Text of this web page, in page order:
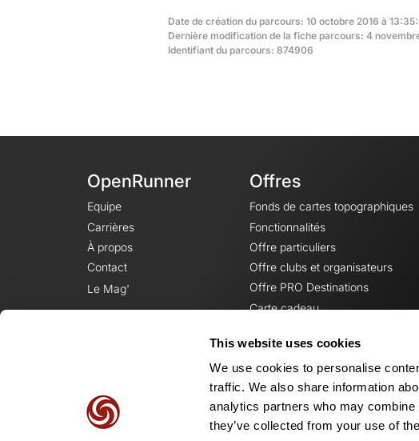
This website uses cookies
We use cookies to personalise
traffic. We also share information
analytics partners who may
they’ve collected from your use of
Date de création du parcours: 10 octobre 2016 à
Dernière modification de la fiche parcours: 4
Identifiant du parcours: 874906
OpenRunner
Equipe
Carrières
À propos
Contact
Le Mag'
Offres
Fonds de cartes topographiques
Fonctionnalités
Offre particuliers
Offre clubs et organisateurs
Offre PRO Destinations
Carte cadeau